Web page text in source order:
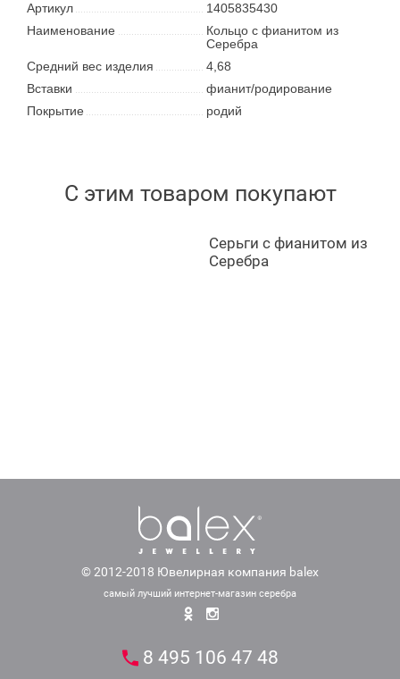
Артикул
1405835430
Наименование
Кольцо с фианитом из
Серебра
Средний вес изделия
4,68
Вставки
фианит/родирование
Покрытие
родий
С этим товаром покупают
Серьги с фианитом из
Серебра
© 2012-2018 Ювелирная компания balex
самый лучший интернет-магазин серебра
8 495 106 47 48